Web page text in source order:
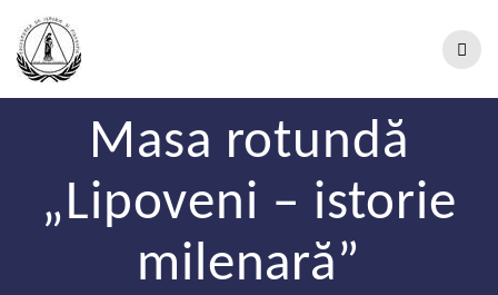
Masa rotundă
„Lipoveni – istorie
milenară”